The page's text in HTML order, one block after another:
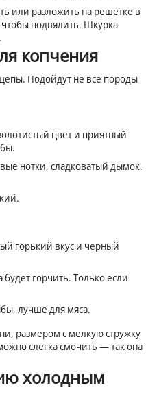
или разложить на решетке в
подвялить. Шкурка
копчения
Подойдут не все породы
цвет и приятный
нотки, сладковатый дымок.
горький вкус и черный
горчить. Только если
лучше для мяса.
размером с мелкую стружку
слегка смочить — так она
холодным